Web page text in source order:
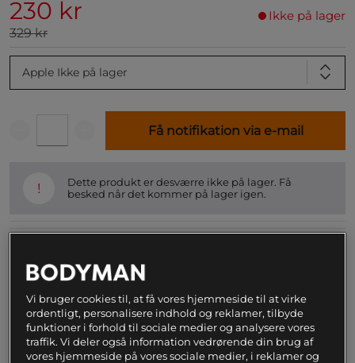
230 kr
329 kr
Ikke på lager
Apple Ikke på lager
Få notifikation via e-mail
!
Dette produkt er desværre ikke på lager. Få
besked når det kommer på lager igen.
GoldNutrition Jelly Bar 30 g er energibarer i
geléformat udviklet til hurtig tilførsel af kulhydrater
under træning eller anden fysisk aktivitet. Findes i
flere lækre smagsvarianter.
Læs mere
Vi bruger cookies til, at få vores hjemmeside til at virke
ordentligt, personalisere indhold og reklamer, tilbyde
funktioner i forhold til sociale medier og analysere vores
traffik. Vi deler også information vedrørende din brug af
vores hjemmeside på vores sociale medier, i reklamer og